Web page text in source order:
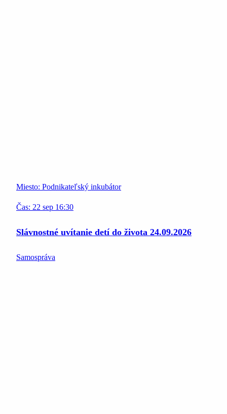
Miesto: Podnikateľský inkubátor
Čas: 22 sep 16:30
Slávnostné uvítanie detí do života 24.09.2026
Samospráva